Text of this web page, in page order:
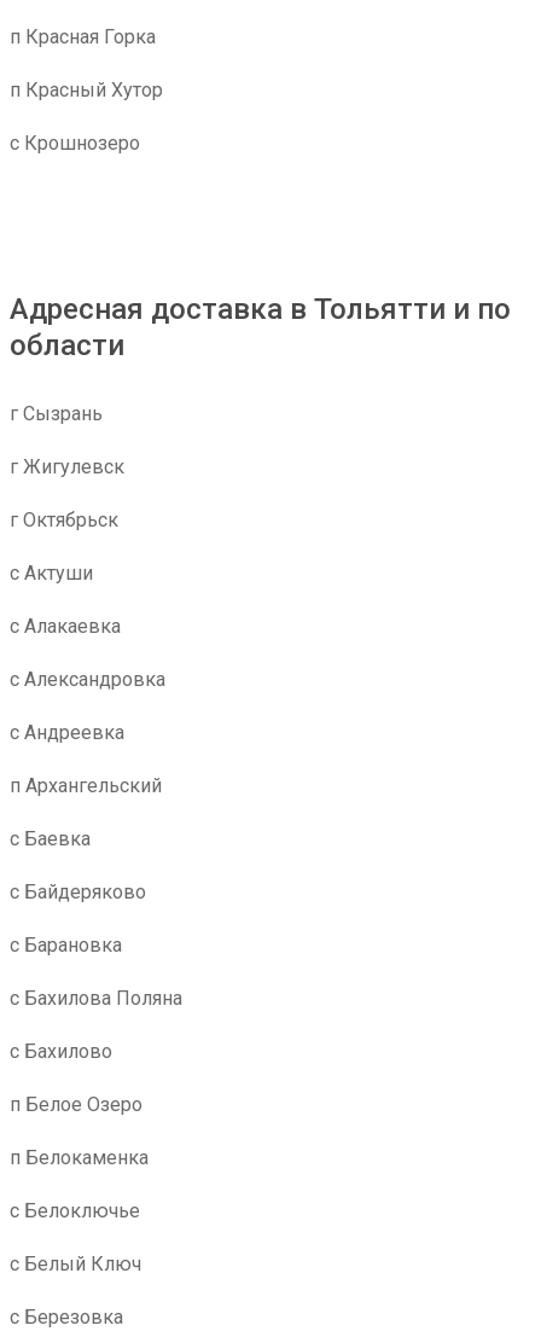
п Красная Горка
п Красный Хутор
с Крошнозеро
Адресная доставка в Тольятти и по
области
г Сызрань
г Жигулевск
г Октябрьск
с Актуши
с Алакаевка
с Александровка
с Андреевка
п Архангельский
с Баевка
с Байдеряково
с Барановка
с Бахилова Поляна
с Бахилово
п Белое Озеро
п Белокаменка
с Белоключье
с Белый Ключ
с Березовка